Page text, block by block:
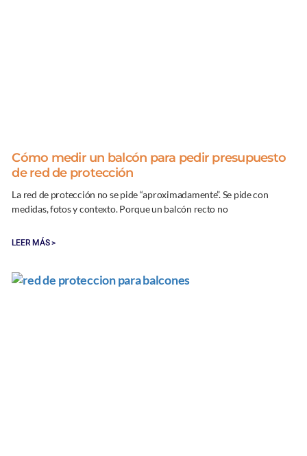
Cómo medir un balcón para pedir presupuesto
de red de protección
La red de protección no se pide “aproximadamente”. Se pide con
medidas, fotos y contexto. Porque un balcón recto no
LEER MÁS >